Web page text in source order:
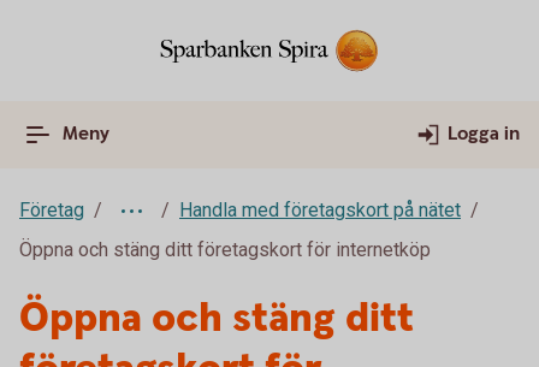
Meny Logga in
Företag
Handla med företagskort på nätet
Öppna och stäng ditt företagskort för internetköp
Öppna och stäng ditt